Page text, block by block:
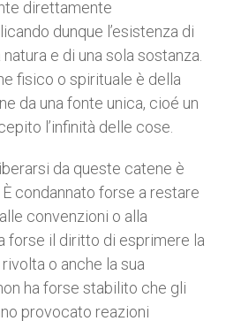
direttamente
dunque l’esistenza di
e di una sola sostanza.
fisico o spirituale è della
da una fonte unica, cioé un
l’infinità delle cose.
da queste catene è
condannato forse a restare
convenzioni o alla
forse il diritto di esprimere la
o anche la sua
ha forse stabilito che gli
provocato reazioni